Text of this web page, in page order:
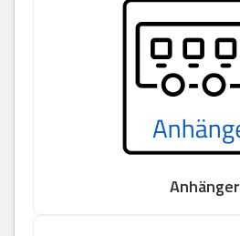
Anhänger